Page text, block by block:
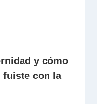
y cómo
fuiste con la